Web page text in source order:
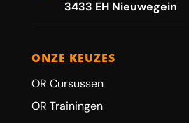
3433 EH Nieuwegein
ONZE KEUZES
OR Cursussen
OR Trainingen